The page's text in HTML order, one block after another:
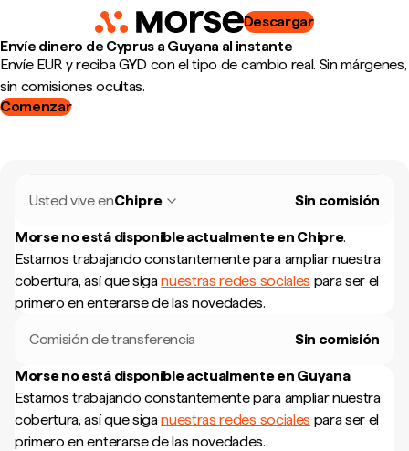
Descargar
Envíe dinero de Cyprus a Guyana al instante
Envíe EUR y reciba GYD con el tipo de cambio real. Sin márgenes,
sin comisiones ocultas.
Comenzar
Usted vive enChipre Sin comisión
Morse no está disponible actualmente en Chipre.
Estamos trabajando constantemente para ampliar nuestra
cobertura, así que siganuestras redes sociales para ser el
primero en enterarse de las novedades.
Comisión de transferencia Sin comisión
Morse no está disponible actualmente en Guyana.
Estamos trabajando constantemente para ampliar nuestra
cobertura, así que siganuestras redes sociales para ser el
primero en enterarse de las novedades.